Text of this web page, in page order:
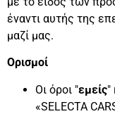
έναντι αυτής της
μαζί μας.
Ορισμοί
Οι όροι "εμείς"
«SELECTA